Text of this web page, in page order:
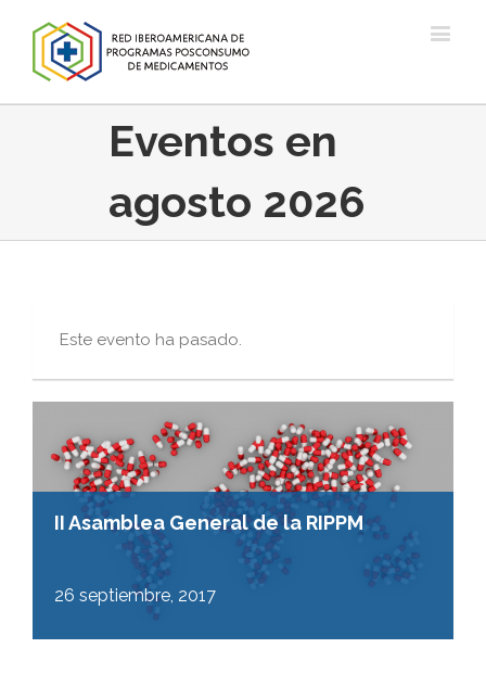
Eventos en
agosto 2026
Este evento ha pasado.
II Asamblea General de la RIPPM
26 septiembre, 2017